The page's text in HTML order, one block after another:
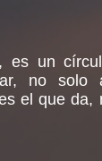
es un
no solo
el que da,